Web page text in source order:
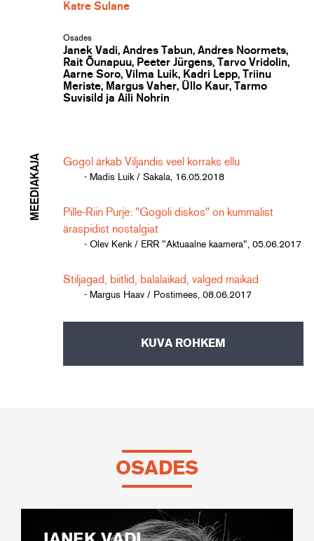
Katre Sulane
Osades
Janek Vadi, Andres Tabun, Andres Noormets,
Rait Õunapuu, Peeter Jürgens, Tarvo Vridolin,
Aarne Soro, Vilma Luik, Kadri Lepp, Triinu
Meriste, Margus Vaher, Üllo Kaur, Tarmo
Suvisild ja Aili Nohrin
MEEDIAKAJA Gogol ärkab Viljandis veel korraks ellu
- Madis Luik / Sakala, 16.05.2018
Pille-Riin Purje: "Gogoli diskos" on kummalist
äraspidist nostalgiat
- Olev Kenk / ERR "Aktuaalne kaamera", 05.06.2017
Stiljagad, biitlid, balalaikad, valged maikad
- Margus Haav / Postimees, 08.06.2017
KUVA ROHKEM
OSADES